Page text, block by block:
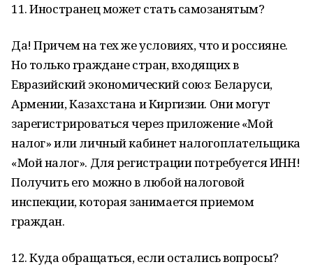
11. Иностранец может стать самозанятым?
Да! Причем на тех же условиях, что и россияне.
Но только граждане стран, входящих в
Евразийский экономический союз: Беларуси,
Армении, Казахстана и Киргизии. Они могут
зарегистрироваться через приложение «Мой
налог» или личный кабинет налогоплательщика
«Мой налог». Для регистрации потребуется ИНН!
Получить его можно в любой налоговой
инспекции, которая занимается приемом
граждан.
12. Куда обращаться, если остались вопросы?